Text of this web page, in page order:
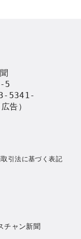
5
5341-
告）
引法に基づく表記
チャン新聞